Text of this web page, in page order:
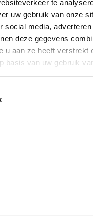
te
uw gebruik van onze
social media,
deze gegevens
u aan ze heeft verstrekt
basis van uw gebruik
1433 DC
+31 6 42 52 32
+31 6 42 52 32
Disclaimer